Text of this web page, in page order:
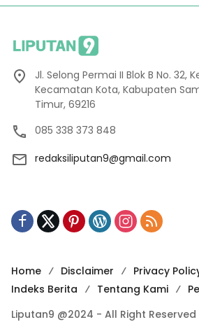
Jl. Selong Permai II Blok B No. 32,
Kecamatan Kota, Kabupaten
Timur, 69216
085 338 373 848
redaksiliputan9@gmail.com
Home Disclaimer Privacy
Indeks Berita
Tentang Kami
Liputan9 @2024 - All Right Reserved